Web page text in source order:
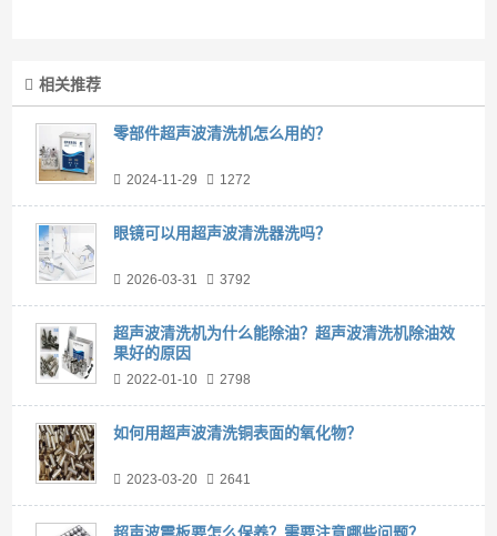
相关推荐
零部件超声波清洗机怎么用的？
2024-11-29 1272
眼镜可以用超声波清洗器洗吗？
2026-03-31 3792
超声波清洗机为什么能除油？超声波清洗机除油效
果好的原因
2022-01-10 2798
如何用超声波清洗铜表面的氧化物？
2023-03-20 2641